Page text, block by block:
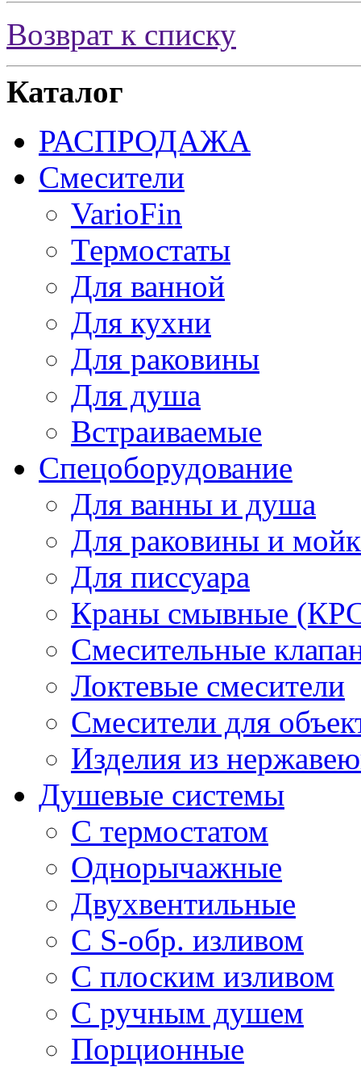
Возврат к списку
Каталог
РАСПРОДАЖА
Смесители
VarioFin
Термостаты
Для ванной
Для кухни
Для раковины
Для душа
Встраиваемые
Спецоборудование
Для ванны и душа
Для раковины и
Для писсуара
Краны смывные
Смесительные
Локтевые смесители
Смесители для
Изделия из
Душевые системы
С термостатом
Однорычажные
Двухвентильные
С S-обр. изливом
С плоским изливом
С ручным душем
Порционные